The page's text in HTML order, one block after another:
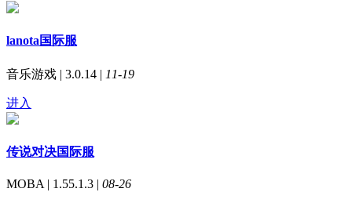
lanota国际服
音乐游戏 | 3.0.14 | 11-19
进入
传说对决国际服
MOBA | 1.55.1.3 | 08-26